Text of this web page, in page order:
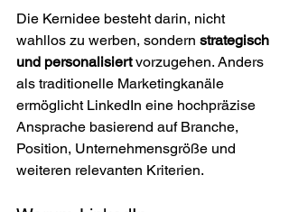
Die Kernidee besteht darin, nicht
wahllos zu werben, sondern strategisch
und personalisiert vorzugehen. Anders
als traditionelle Marketingkanäle
ermöglicht LinkedIn eine hochpräzise
Ansprache basierend auf Branche,
Position, Unternehmensgröße und
weiteren relevanten Kriterien.